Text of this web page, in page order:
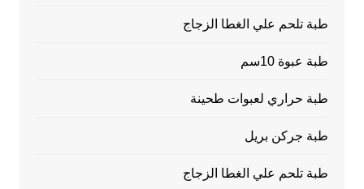
طبة تلحم علي الغطا الزجاج
طبة عبوة 10سم
طبة حراري لعبوات طحينة
طبة جركن بريل
طبة تلحم علي الغطا الزجاج